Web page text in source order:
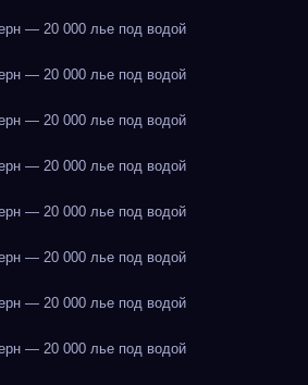
— 20 000 лье под водой
— 20 000 лье под водой
— 20 000 лье под водой
— 20 000 лье под водой
— 20 000 лье под водой
— 20 000 лье под водой
— 20 000 лье под водой
— 20 000 лье под водой